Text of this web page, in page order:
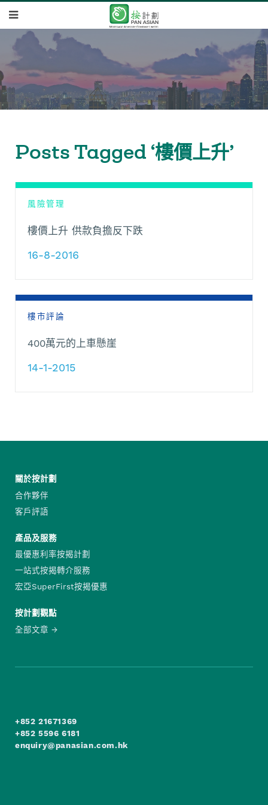
Posts Tagged ‘樓價上升’
風險管理
樓價上升 供款負擔反下跌
16-8-2016
樓市評論
400萬元的上車懸崖
14-1-2015
關於按計劃
合作夥伴
客戶評語
產品及服務
最優惠利率按揭計劃
一站式按揭轉介服務
宏亞SuperFirst按揭優惠
按計劃觀點
全部文章
+852 21671369
+852 5596 6181
enquiry@panasian.com.hk